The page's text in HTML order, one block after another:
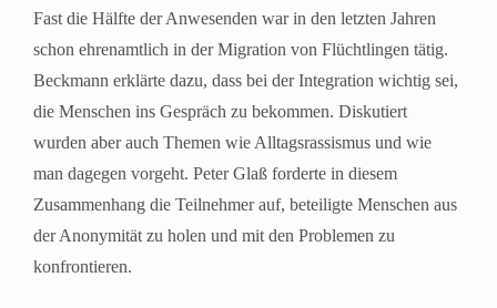
Fast die Hälfte der Anwesenden war in den letzten Jahren
schon ehrenamtlich in der Migration von Flüchtlingen tätig.
Beckmann erklärte dazu, dass bei der Integration wichtig sei,
die Menschen ins Gespräch zu bekommen. Diskutiert
wurden aber auch Themen wie Alltagsrassismus und wie
man dagegen vorgeht. Peter Glaß forderte in diesem
Zusammenhang die Teilnehmer auf, beteiligte Menschen aus
der Anonymität zu holen und mit den Problemen zu
konfrontieren.